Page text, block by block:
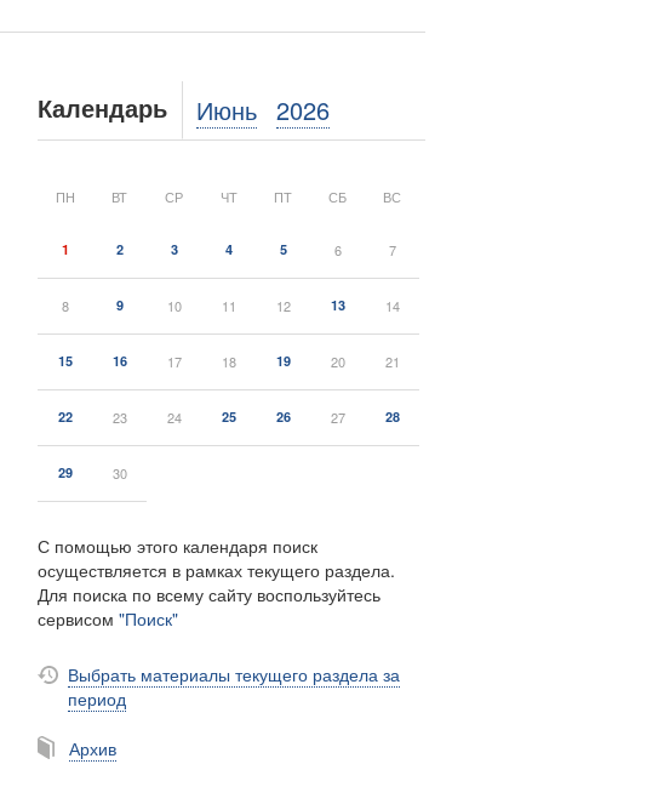
Календарь Июнь 2026
ПН ВТ СР ЧТ ПТ СБ ВС
1 2 3 4 5 6 7
8 9 10 11 12 13 14
15 16 17 18 19 20 21
22 23 24 25 26 27 28
29 30
С помощью этого календаря поиск
осуществляется в рамках текущего раздела.
Для поиска по всему сайту воспользуйтесь
сервисом "Поиск"
Выбрать материалы текущего раздела за
период
Архив